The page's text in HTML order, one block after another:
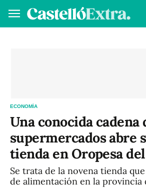
ECONOMÍA
Una conocida cadena
supermercados abre
tienda en Oropesa
Se trata de la novena tienda
de alimentación en la provincia